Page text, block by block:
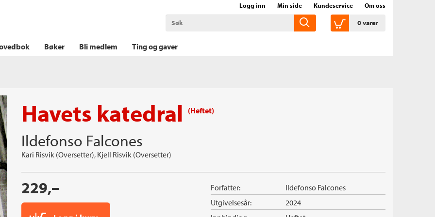
Logg inn Min side Kundeservice Om oss
0varer
Bøker Bli medlem Ting og gaver
Havets katedral (Heftet)
Ildefonso Falcones
Kari Risvik (Oversetter) Kjell Risvik (Oversetter)
229,– Forfatter: Ildefonso Falcones
Utgivelsesår: 2024